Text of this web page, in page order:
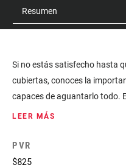
Resumen
Si no estás satisfecho hasta
cubiertas, conoces la
capaces de aguantarlo todo.
específico para 1x y ha sido
asfalto y los senderos con el
lógica de cambio eTap
LEER MÁS
PVR
$825